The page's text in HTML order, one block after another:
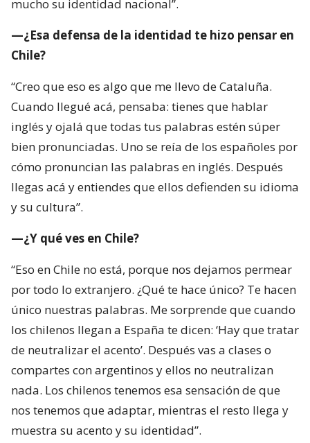
mucho su identidad nacional”.
—¿Esa defensa de la identidad te hizo pensar en
Chile?
“Creo que eso es algo que me llevo de Cataluña.
Cuando llegué acá, pensaba: tienes que hablar
inglés y ojalá que todas tus palabras estén súper
bien pronunciadas. Uno se reía de los españoles por
cómo pronuncian las palabras en inglés. Después
llegas acá y entiendes que ellos defienden su idioma
y su cultura”.
—¿Y qué ves en Chile?
“Eso en Chile no está, porque nos dejamos permear
por todo lo extranjero. ¿Qué te hace único? Te hacen
único nuestras palabras. Me sorprende que cuando
los chilenos llegan a España te dicen: ‘Hay que tratar
de neutralizar el acento’. Después vas a clases o
compartes con argentinos y ellos no neutralizan
nada. Los chilenos tenemos esa sensación de que
nos tenemos que adaptar, mientras el resto llega y
muestra su acento y su identidad”.